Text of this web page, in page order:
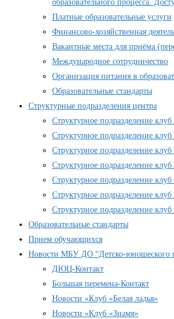
образовательного процесса.
Платные образовательные услуги
Финансово-хозяйственная
Вакантные места для приёма
Международное сотрудничество
Организация питания в
Образовательные стандарты
Структурные подразделения центра
Структурное подразделение клуб
Структурное подразделение
Структурное подразделение
Структурное подразделение
Структурное подразделение
Структурное подразделение
Структурное подразделение
Образовательные стандарты
Прием обучающихся
Новости МБУ ДО “Детско-юношеского
ДЮЦ-Контакт
Большая перемена-Контакт
Новости «Клуб «Белая ладья»
Новости «Клуб «Знамя»